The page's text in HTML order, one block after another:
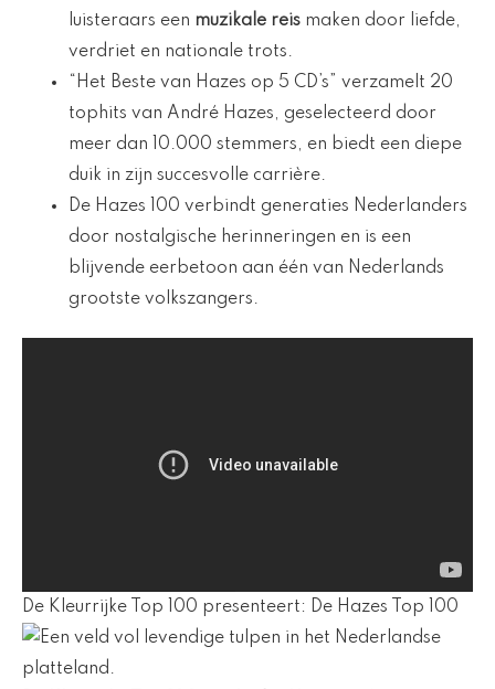
luisteraars een muzikale reis maken door liefde,
verdriet en nationale trots.
“Het Beste van Hazes op 5 CD’s” verzamelt 20
tophits van André Hazes, geselecteerd door
meer dan 10.000 stemmers, en biedt een diepe
duik in zijn succesvolle carrière.
De Hazes 100 verbindt generaties Nederlanders
door nostalgische herinneringen en is een
blijvende eerbetoon aan één van Nederlands
grootste volkszangers.
De Kleurrijke Top 100 presenteert: De Hazes Top 100